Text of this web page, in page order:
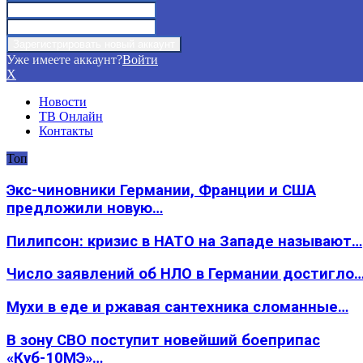
Уже имеете аккаунт?Войти
X
Новости
ТВ Онлайн
Контакты
Топ
Экс-чиновники Германии, Франции и США
предложили новую…
Пилипсон: кризис в НАТО на Западе называют…
Число заявлений об НЛО в Германии
Мухи в еде и ржавая сантехника сломанные…
В зону СВО поступит новейший боеприпас
«Куб-10МЭ»…